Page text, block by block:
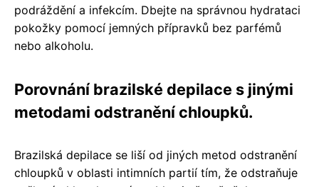
podráždění a infekcím. Dbejte na správnou hydrataci
pokožky pomocí jemných přípravků bez parfémů
nebo alkoholu.
Porovnání brazilské depilace s jinými
metodami odstranění chloupků.
Brazilská depilace se liší od jiných metod odstranění
chloupků v oblasti intimních partií tím, že odstraňuje